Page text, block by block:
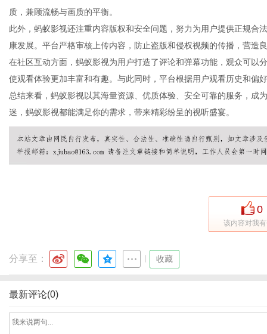
质，兼顾流畅与画质的平衡。
此外，蚂蚁影视还注重内容版权和安全问题，努力为用户提供正规合
康发展。平台严格审核上传内容，防止盗版和侵权视频的传播，营造
在社区互动方面，蚂蚁影视为用户打造了评论和弹幕功能，观众可以
使观看体验更加丰富和有趣。与此同时，平台根据用户观看历史和偏
总结来看，蚂蚁影视以其海量资源、优质体验、安全可靠的服务，成
迷，蚂蚁影视都能满足你的需求，带来精彩纷呈的视听盛宴。
0
该内容对我
分享至： 收藏
最新评论(0)